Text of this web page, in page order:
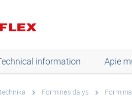
information Apie
Forminės dalys